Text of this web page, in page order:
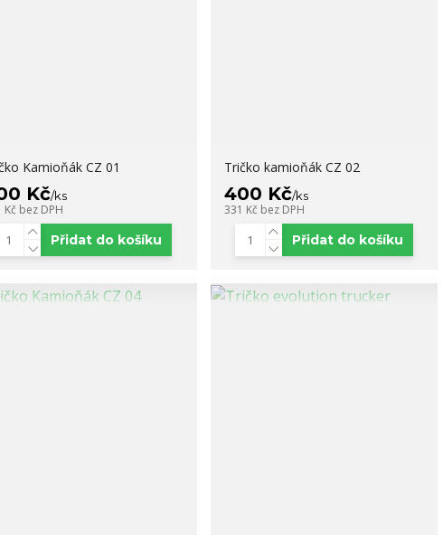
Kamioňák CZ 01
Kč/ks
Kč bez DPH
Přidat do košíku
Tričko kamioňák CZ 02
400 Kč/ks
331 Kč bez DPH
Přidat do košíku